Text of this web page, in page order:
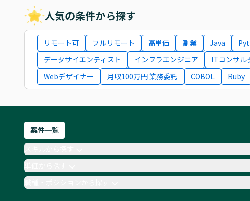
人気の条件から探す
リモート可 フルリモート 高単価 副業 Java
データサイエンティスト
インフラエンジニア ITコンサル
Webデザイナー
月収100万円 業務委託 COBOL Ruby
案件一覧
単価から探す
職種・ポジションから探す